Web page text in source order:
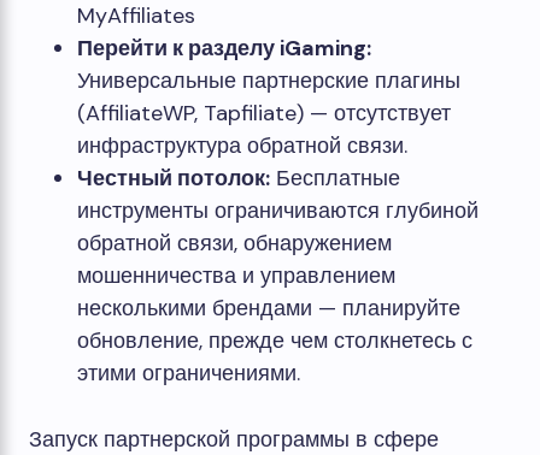
MyAffiliates
Перейти к разделу iGaming:
Универсальные партнерские плагины
(AffiliateWP, Tapfiliate) — отсутствует
инфраструктура обратной связи.
Честный потолок: Бесплатные
инструменты ограничиваются глубиной
обратной связи, обнаружением
мошенничества и управлением
несколькими брендами — планируйте
обновление, прежде чем столкнетесь с
этими ограничениями.
Запуск партнерской программы в сфере